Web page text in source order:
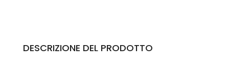
DESCRIZIONE DEL PRODOTTO